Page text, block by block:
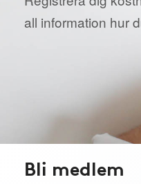
all information hur
Bli medlem